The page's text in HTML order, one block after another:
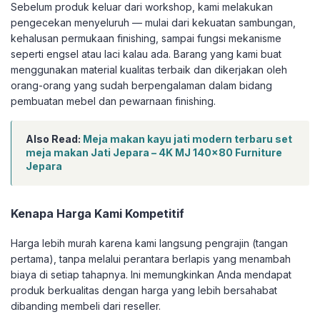
Sebelum produk keluar dari workshop, kami melakukan
pengecekan menyeluruh — mulai dari kekuatan sambungan,
kehalusan permukaan finishing, sampai fungsi mekanisme
seperti engsel atau laci kalau ada. Barang yang kami buat
menggunakan material kualitas terbaik dan dikerjakan oleh
orang-orang yang sudah berpengalaman dalam bidang
pembuatan mebel dan pewarnaan finishing.
Also Read: Meja makan kayu jati modern terbaru set
meja makan Jati Jepara – 4K MJ 140×80 Furniture
Jepara
Kenapa Harga Kami Kompetitif
Harga lebih murah karena kami langsung pengrajin (tangan
pertama), tanpa melalui perantara berlapis yang menambah
biaya di setiap tahapnya. Ini memungkinkan Anda mendapat
produk berkualitas dengan harga yang lebih bersahabat
dibanding membeli dari reseller.